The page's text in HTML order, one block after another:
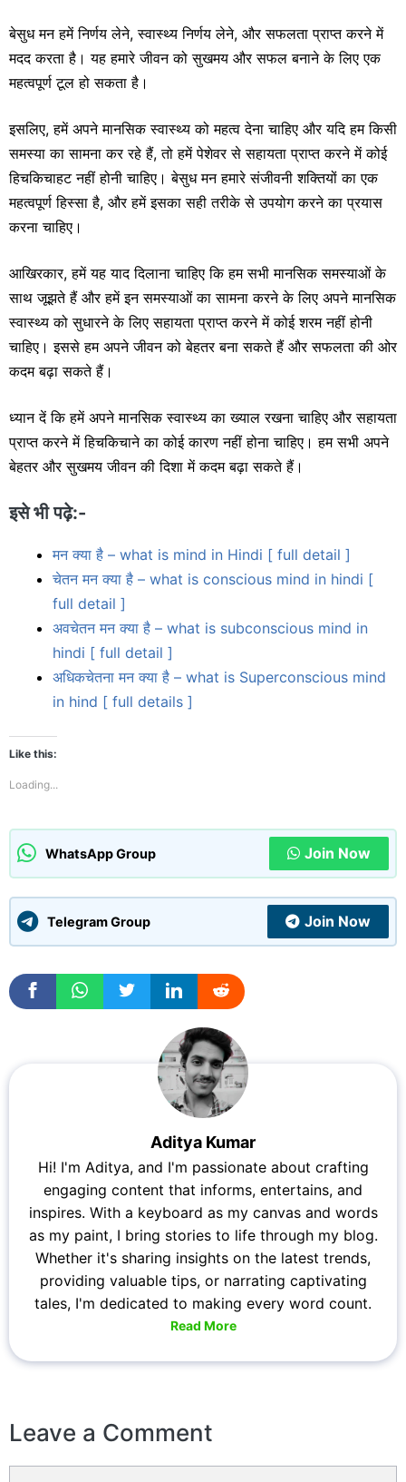
बेसुध मन हमें निर्णय लेने, स्वास्थ्य निर्णय लेने, और सफलता प्राप्त करने में
मदद करता है। यह हमारे जीवन को सुखमय और सफल बनाने के लिए एक
महत्वपूर्ण टूल हो सकता है।
इसलिए, हमें अपने मानसिक स्वास्थ्य को महत्व देना चाहिए और यदि हम किसी
समस्या का सामना कर रहे हैं, तो हमें पेशेवर से सहायता प्राप्त करने में कोई
हिचकिचाहट नहीं होनी चाहिए। बेसुध मन हमारे संजीवनी शक्तियों का एक
महत्वपूर्ण हिस्सा है, और हमें इसका सही तरीके से उपयोग करने का प्रयास
करना चाहिए।
आखिरकार, हमें यह याद दिलाना चाहिए कि हम सभी मानसिक समस्याओं के
साथ जूझते हैं और हमें इन समस्याओं का सामना करने के लिए अपने मानसिक
स्वास्थ्य को सुधारने के लिए सहायता प्राप्त करने में कोई शरम नहीं होनी
चाहिए। इससे हम अपने जीवन को बेहतर बना सकते हैं और सफलता की ओर
कदम बढ़ा सकते हैं।
ध्यान दें कि हमें अपने मानसिक स्वास्थ्य का ख्याल रखना चाहिए और सहायता
प्राप्त करने में हिचकिचाने का कोई कारण नहीं होना चाहिए। हम सभी अपने
बेहतर और सुखमय जीवन की दिशा में कदम बढ़ा सकते हैं।
इसे भी पढ़े:-
मन क्या है – what is mind in Hindi [ full detail ]
चेतन मन क्या है – what is conscious mind in hindi [
full detail ]
अवचेतन मन क्या है – what is subconscious mind in
hindi [ full detail ]
अधिकचेतना मन क्या है – what is Superconscious mind
in hind [ full details ]
Like this:
Loading...
WhatsApp Group Join Now
Telegram Group Join Now
Aditya Kumar
Hi! I'm Aditya, and I'm passionate about crafting
engaging content that informs, entertains, and
inspires. With a keyboard as my canvas and words
as my paint, I bring stories to life through my blog.
Whether it's sharing insights on the latest trends,
providing valuable tips, or narrating captivating
tales, I'm dedicated to making every word count.
Read More
Leave a Comment